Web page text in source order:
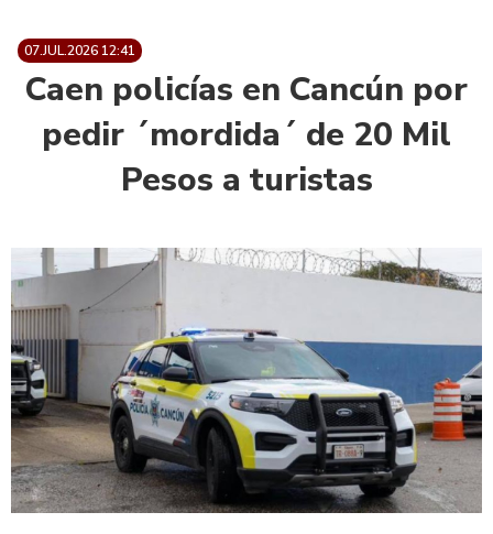
07.JUL.2026 12:41
Caen policías en Cancún por
pedir ´mordida´ de 20 Mil
Pesos a turistas